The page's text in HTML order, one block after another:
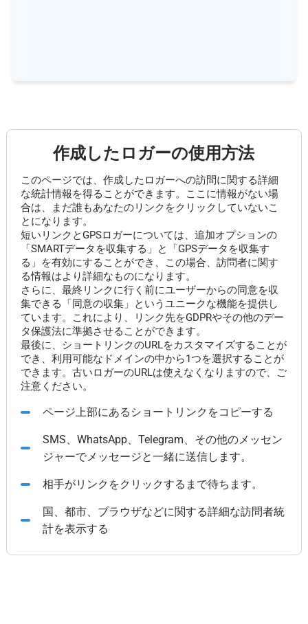
作成したロガーの使用方法
このページでは、作成したロガーへの訪問に関する詳細
な統計情報を得ることができます。ここに情報がない場
合は、まだ誰もあなたのリンクをクリックしていないこ
とになります。
短いリンクとGPSロガーについては、追加オプションの
「SMARTデータを収集する」と「GPSデータを収集す
る」を有効にすることができ、この場合、訪問者に関す
る情報はより詳細なものになります。
さらに、最終リンクに行く前にユーザーからの同意を収
集できる「同意の収集」というユニークな機能を提供し
ています。これにより、リンク先をGDPRやその他のデー
タ保護法に準拠させることができます。
最後に、ショートリンクのURLをカスタマイズすることが
でき、利用可能なドメインの中から1つを選択することが
できます。古いロガーのURLは使えなくなりますので、ご
注意ください。
ページ上部にあるショートリンクをコピーする
SMS、WhatsApp、Telegram、その他のメッセン
ジャーでメッセージと一緒に送信します。
相手がリンクをクリックするまで待ちます。
国、都市、ブラウザなどに関する詳細な訪問者統
計を表示する